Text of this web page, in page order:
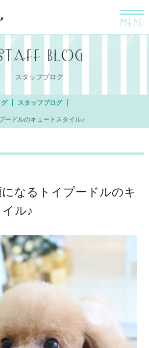
menu
スタッフブログ
スタッフブログ
ードルのキュートスタイル♪
なるトイプードルのキ
ル♪